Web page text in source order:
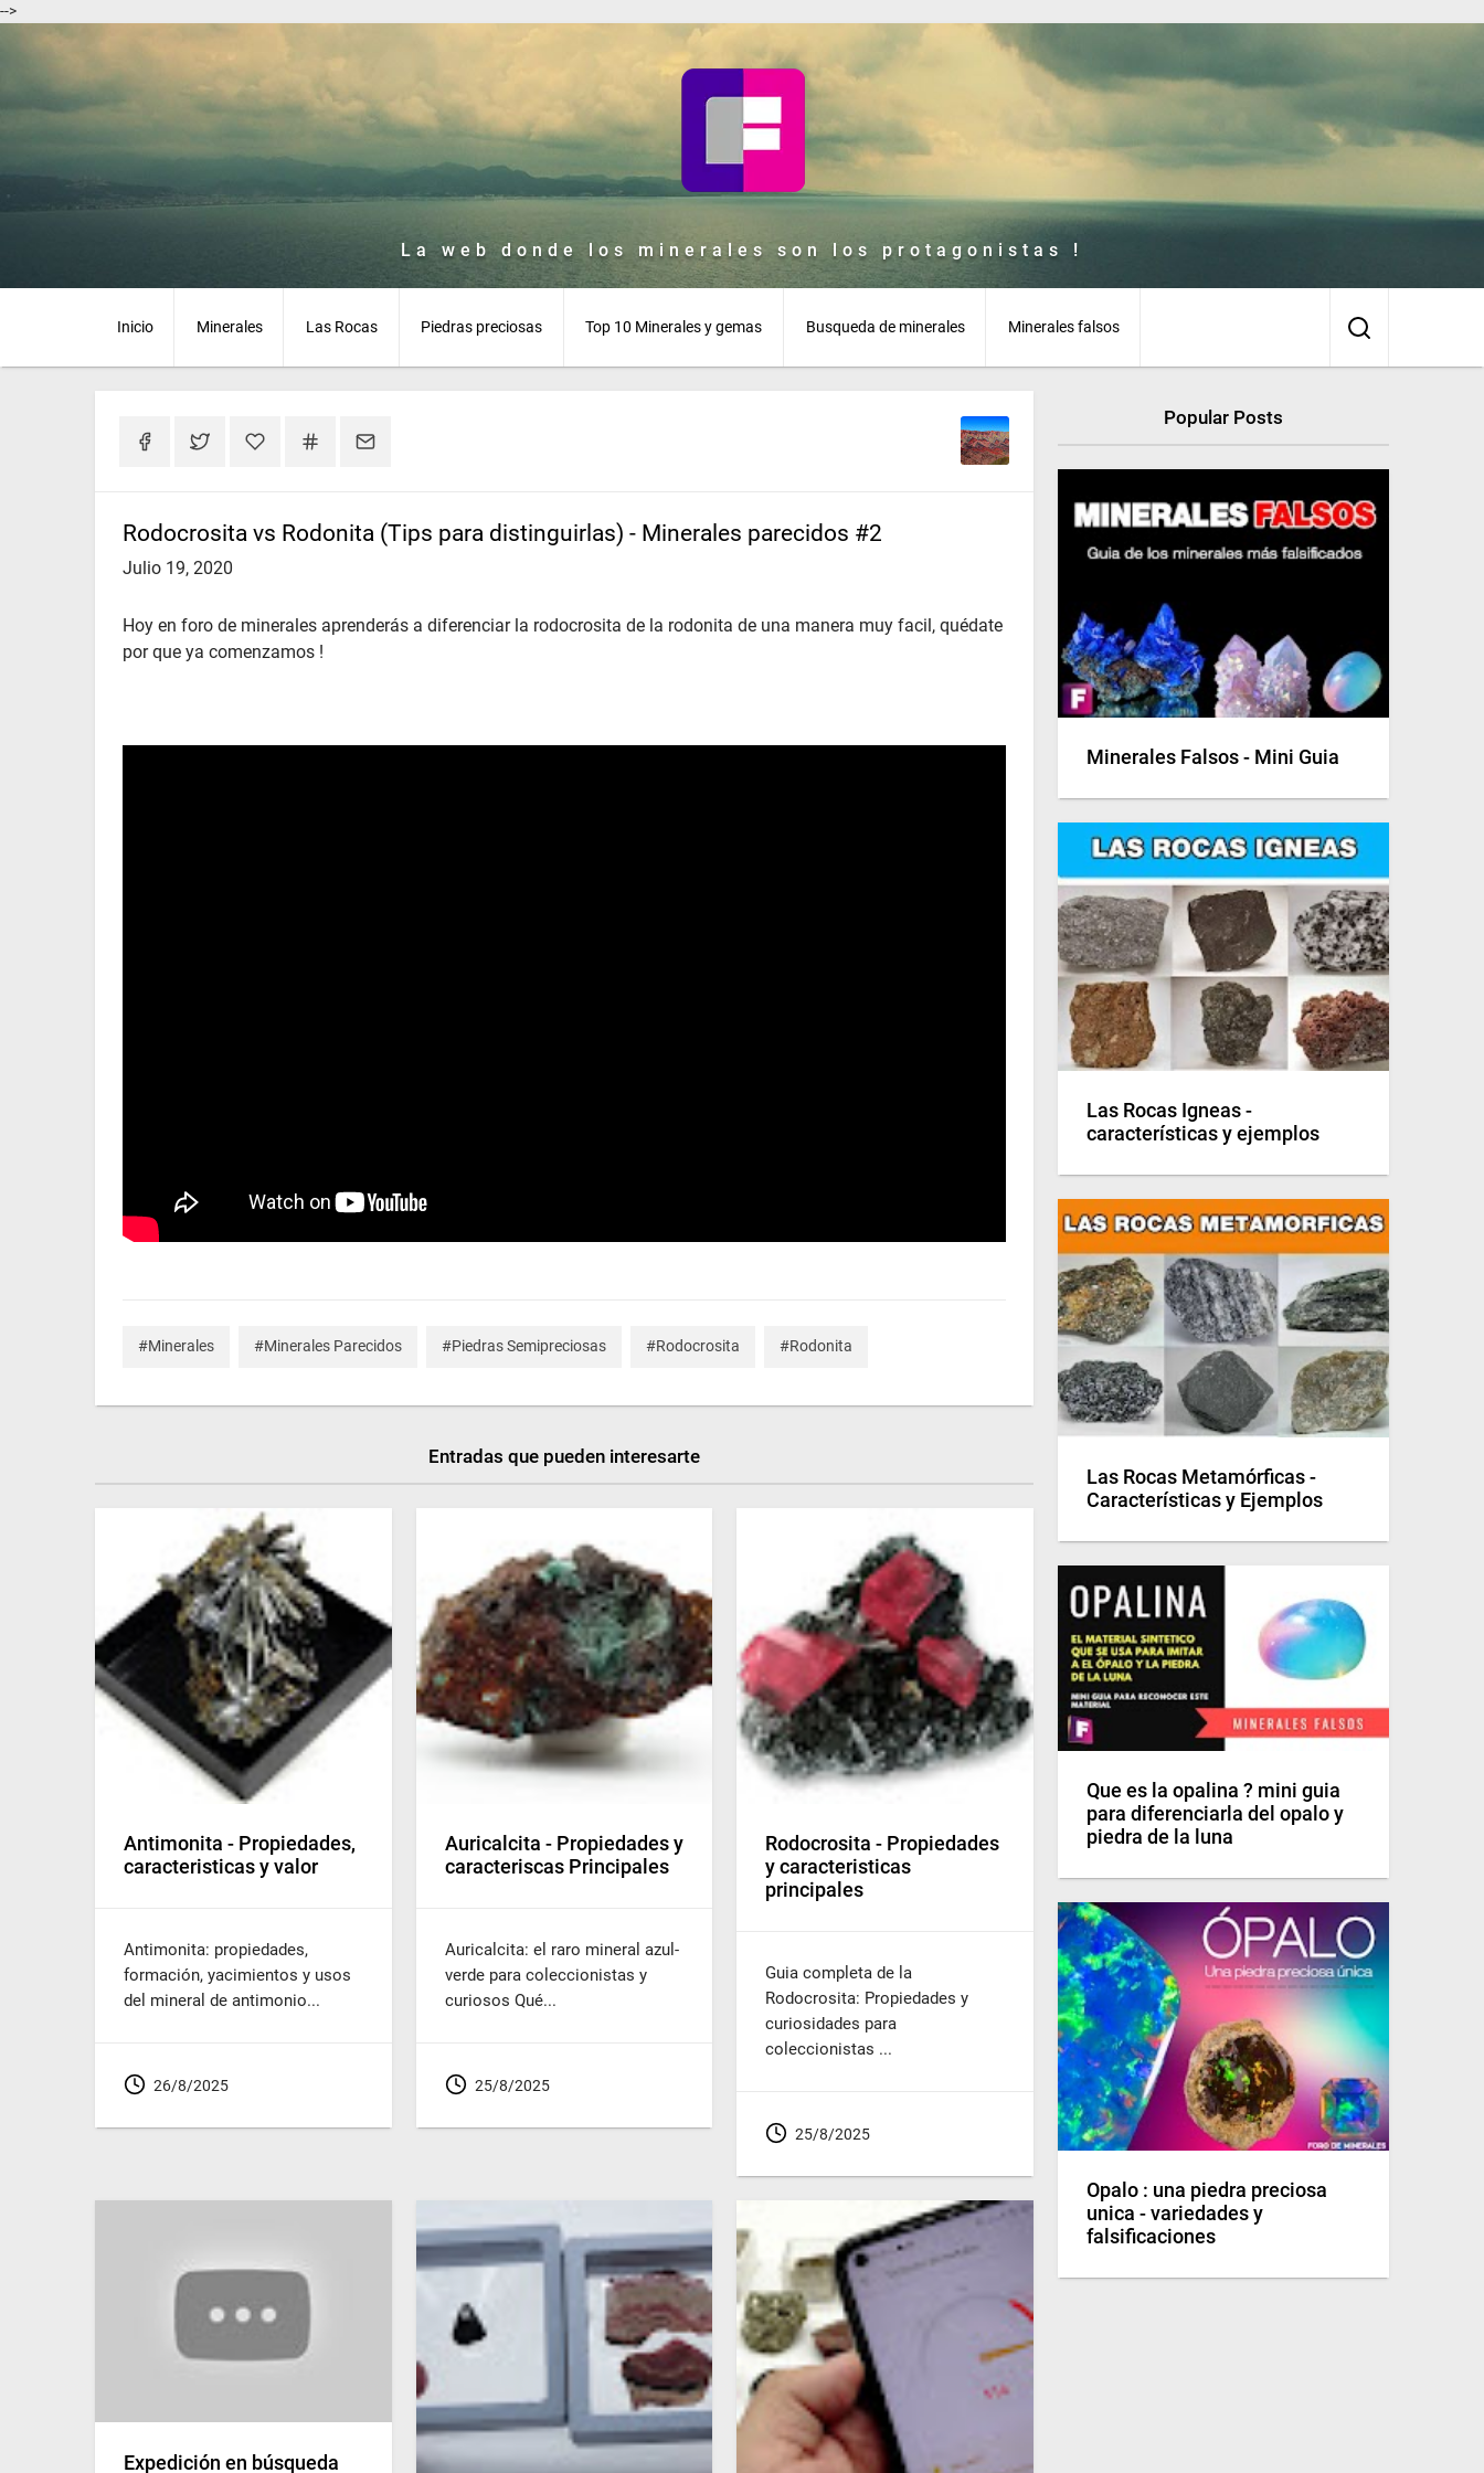
-->
La web donde los minerales son los protagonistas !
Inicio Minerales Las Rocas Piedras preciosas Top 10 Minerales y gemas Busqueda de minerales Minerales falsos
Rodocrosita vs Rodonita (Tips para distinguirlas) - Minerales parecidos #2
Julio 19, 2020
Hoy en foro de minerales aprenderás a diferenciar la rodocrosita de la rodonita de una manera muy facil, quédate
por que ya comenzamos !
#Minerales #Minerales Parecidos #Piedras Semipreciosas #Rodocrosita #Rodonita
Entradas que pueden interesarte
Antimonita - Propiedades,
caracteristicas y valor
Antimonita: propiedades,
formación, yacimientos y usos
del mineral de antimonio...
26/8/2025
Auricalcita - Propiedades y
caracteriscas Principales
Auricalcita: el raro mineral azul-
verde para coleccionistas y
curiosos Qué...
25/8/2025
Rodocrosita - Propiedades
y caracteristicas
principales
Guia completa de la
Rodocrosita: Propiedades y
curiosidades para
coleccionistas ...
25/8/2025
Expedición en búsqueda
Popular Posts
Minerales Falsos - Mini Guia
Las Rocas Igneas -
características y ejemplos
Las Rocas Metamórficas -
Características y Ejemplos
Que es la opalina ? mini guia
para diferenciarla del opalo y
piedra de la luna
Opalo : una piedra preciosa
unica - variedades y
falsificaciones